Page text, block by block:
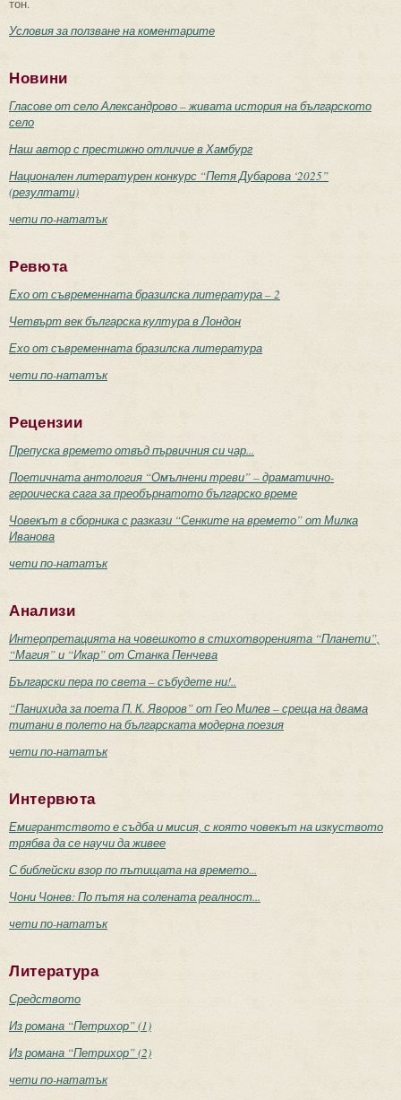
тон.
Условия за ползване на коментарите
Новини
Гласове от село Александрово – живата история на българското
село
Наш автор с престижно отличие в Хамбург
Национален литературен конкурс “Петя Дубарова ‘2025”
(резултати)
чети по-нататък
Ревюта
Ехо от съвременната бразилска литература – 2
Четвърт век българска култура в Лондон
Ехо от съвременната бразилска литература
чети по-нататък
Рецензии
Препуска времето отвъд първичния си чар...
Поетичната антология “Омълнени треви” – драматично-
героическа сага за преобърнатото българско време
Човекът в сборника с разкази “Сенките на времето” от Милка
Иванова
чети по-нататък
Анализи
Интерпретацията на човешкото в стихотворенията “Планети”,
“Магия” и “Икар” от Станка Пенчева
Български пера по света – събудете ни!..
“Панихида за поета П. К. Яворов” от Гео Милев – среща на двама
титани в полето на българската модерна поезия
чети по-нататък
Интервюта
Емигрантството е съдба и мисия, с която човекът на изкуството
трябва да се научи да живее
С библейски взор по пътищата на времето...
Чони Чонев: По пътя на солената реалност...
чети по-нататък
Литература
Средството
Из романа “Петрихор” (1)
Из романа “Петрихор” (2)
чети по-нататък